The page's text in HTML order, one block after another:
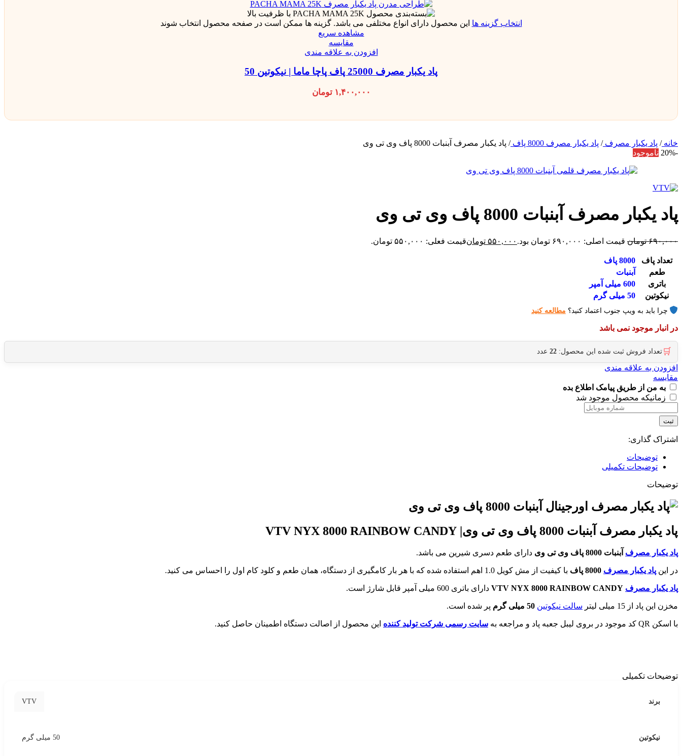
انتخاب گزینه ها این محصول دارای انواع مختلفی می باشد. گزینه ها ممکن است در صفحه محصول انتخاب شوند
مشاهده سریع
مقایسه
افزودن به علاقه مندی
پاد یکبار مصرف 25000 پاف پاچا ماما | نیکوتین 50
۱,۴۰۰,۰۰۰ تومان
خانه/ پاد یکبار مصرف/ پاد یکبار مصرف 8000 پاف / پاد یکبار مصرف آبنبات 8000 پاف وی تی وی
-20%
ناموجود
پاد یکبار مصرف آبنبات 8000 پاف وی تی وی
۶۹۰,۰۰۰ تومان قیمت اصلی: ۶۹۰,۰۰۰ تومان بود. ۵۵۰,۰۰۰ تومانقیمت فعلی: ۵۵۰,۰۰۰ تومان.
تعداد پاف
8000 پاف
طعم
آبنبات
باتری
600 میلی آمپر
نیکوتین
50 میلی گرم
چرا باید به ویپ جنوب اعتماد کنید؟ مطالعه کنید
در انبار موجود نمی باشد
🛒 تعداد فروش ثبت شده این محصول: 22 عدد
افزودن به علاقه مندی
مقایسه
به من از طریق پیامک اطلاع بده
زمانیکه محصول موجود شد
ثبت
اشتراک گذاری:
توضیحات
توضیحات تکمیلی
توضیحات
پاد یکبار مصرف آبنبات 8000 پاف وی تی وی| VTV NYX 8000 RAINBOW CANDY
پاد یکبار مصرف آبنبات 8000 پاف وی تی وی دارای طعم دسری شیرین می باشد.
در این پاد یکبار مصرف با کیفیت از مش کویل 1.0 اهم استفاده شده که با هر بار کامگیری از دستگاه، همان طعم و کلود کام اول را احساس می کنید.
پاد یکبار مصرف دارای باتری 600 میلی آمپر قابل شارژ است.
مخزن این پاد از 15 میلی لیتر سالت نیکوتین 50 میلی گرم پر شده است.
با اسکن QR کد موجود در بروی لیبل جعبه پاد و مراجعه به سایت رسمی شرکت تولید کننده این محصول از اصالت دستگاه اطمینان حاصل کنید.
توضیحات تکمیلی
برند VTV
نیکوتین 50 میلی گرم